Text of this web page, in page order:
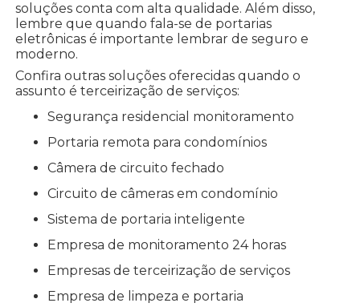
soluções conta com alta qualidade. Além disso,
lembre que quando fala-se de portarias
eletrônicas é importante lembrar de seguro e
moderno.
Confira outras soluções oferecidas quando o
assunto é terceirização de serviços:
segurança residencial monitoramento
portaria remota para condomínios
câmera de circuito fechado
circuito de câmeras em condomínio
sistema de portaria inteligente
empresa de monitoramento 24 horas
empresas de terceirização de serviços
empresa de limpeza e portaria